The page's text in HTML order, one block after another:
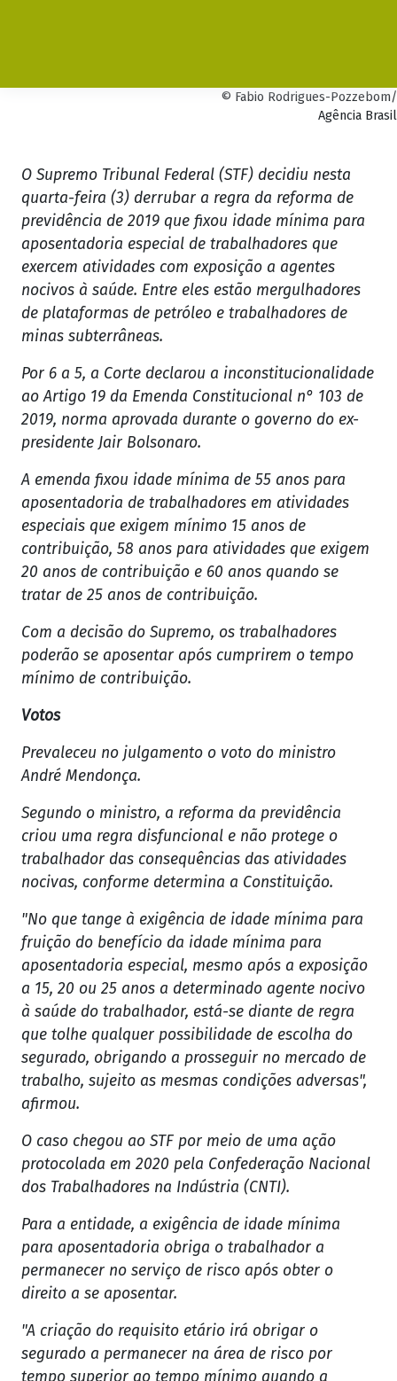
© Fabio Rodrigues-Pozzebom/
Agência Brasil
O Supremo Tribunal Federal (STF) decidiu nesta
quarta-feira (3) derrubar a regra da reforma de
previdência de 2019 que fixou idade mínima para
aposentadoria especial de trabalhadores que
exercem atividades com exposição a agentes
nocivos à saúde. Entre eles estão mergulhadores
de plataformas de petróleo e trabalhadores de
minas subterrâneas.
Por 6 a 5, a Corte declarou a inconstitucionalidade
ao Artigo 19 da Emenda Constitucional n° 103 de
2019, norma aprovada durante o governo do ex-
presidente Jair Bolsonaro.
A emenda fixou idade mínima de 55 anos para
aposentadoria de trabalhadores em atividades
especiais que exigem mínimo 15 anos de
contribuição, 58 anos para atividades que exigem
20 anos de contribuição e 60 anos quando se
tratar de 25 anos de contribuição.
Com a decisão do Supremo, os trabalhadores
poderão se aposentar após cumprirem o tempo
mínimo de contribuição.
Votos
Prevaleceu no julgamento o voto do ministro
André Mendonça.
Segundo o ministro, a reforma da previdência
criou uma regra disfuncional e não protege o
trabalhador das consequências das atividades
nocivas, conforme determina a Constituição.
"No que tange à exigência de idade mínima para
fruição do benefício da idade mínima para
aposentadoria especial, mesmo após a exposição
a 15, 20 ou 25 anos a determinado agente nocivo
à saúde do trabalhador, está-se diante de regra
que tolhe qualquer possibilidade de escolha do
segurado, obrigando a prosseguir no mercado de
trabalho, sujeito as mesmas condições adversas",
afirmou.
O caso chegou ao STF por meio de uma ação
protocolada em 2020 pela Confederação Nacional
dos Trabalhadores na Indústria (CNTI).
Para a entidade, a exigência de idade mínima
para aposentadoria obriga o trabalhador a
permanecer no serviço de risco após obter o
direito a se aposentar.
"A criação do requisito etário irá obrigar o
segurado a permanecer na área de risco por
tempo superior ao tempo mínimo quando a